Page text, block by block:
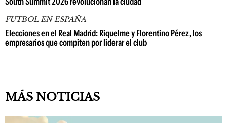
FUTBOL EN ESPAÑA
Elecciones en el Real Madrid: Riquelme y Florentino Pérez, los
empresarios que compiten por liderar el club
MÁS NOTICIAS